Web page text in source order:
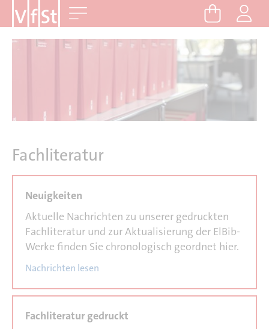
Fachliteratur
Aktuelle Nachrichten zu unserer gedruckten
Fachliteratur und zur Aktualisierung der ElBib-
Werke finden Sie chronologisch geordnet hier.
Nachrichten lesen